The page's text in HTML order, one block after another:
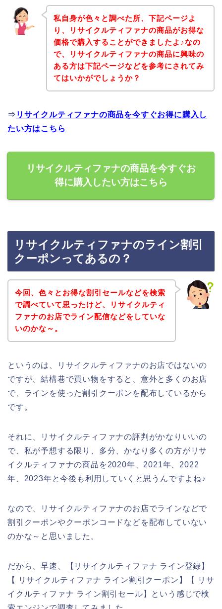
私自身が色々と調べた所、下記ページよ
り、リサイクルティファナの商品がお得な
価格で購入することができましたよ♪なの
で、リサイクルティファナの商品に興味の
ある方は下記ページなどを参考にされてみ
てはいかがでしょうか？
⇒ リサイクルティファナの商品を今すぐお得に購入し
たい方はこちら
リサイクルティファナの商品を今すぐお
得に購入したい方はこちら
リサイクルティファナのライン割引
クーポンってあるの？
今回、色々とお得な割引セールなどを検索
で調べていて思ったけど、リサイクルティ
ファナのお店でライン配信などをしていな
いのかな～。
というのは、リサイクルティファナのお店ではないの
ですが、結構巷で買い物をすると、意外と多くのお店
で、ラインを使った割引クーポンを配布しているから
です。
それに、リサイクルティファナの評判がかなりいいの
で、私が予想する限り、多分、かなり多くの方がリサ
イクルティファナの商品を2020年、2021年、2022
年、2023年と今後も利用していくと思うんですよね♪
なので、リサイクルティファナのお店でラインなどで
割引クーポンやクーポンコードなどを配布していない
のかな～と思いました。
だから、早速、【リサイクルティファナ ライン登録】
【 リサイクルティファナ ライン割引クーポン】【 リサ
イクルティファナ ライン割引セール】という感じで検